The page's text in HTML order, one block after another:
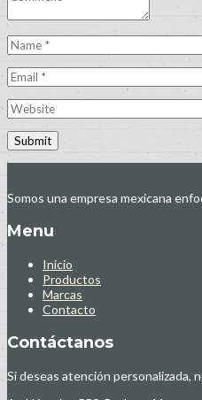
Somos una empresa mexicana
Menu
Inicio
Productos
Marcas
Contacto
Contáctanos
Si deseas atención